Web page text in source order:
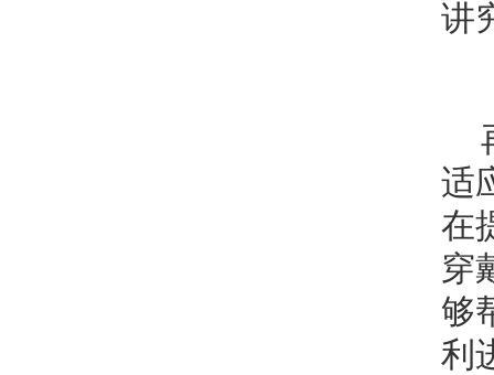
讲
适
在
穿
够
利